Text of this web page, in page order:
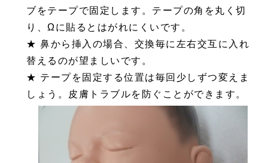
ブをテープで固定します。テープの角を丸く切
り、Ωに貼るとはがれにくいです。
★ 鼻から挿入の場合、交換毎に左右交互に入れ
替えるのが望ましいです。
★ テープを固定する位置は毎回少しずつ変えま
しょう。皮膚トラブルを防ぐことができます。